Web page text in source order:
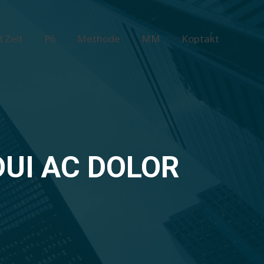
Zeit P6 Methode MM Kontakt
AC DOLOR